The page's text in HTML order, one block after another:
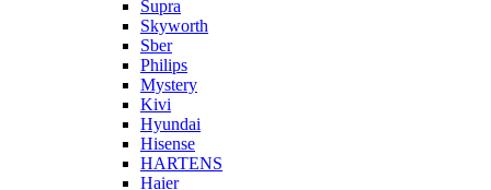
Supra
Skyworth
Sber
Philips
Mystery
Kivi
Hyundai
Hisense
HARTENS
Haier